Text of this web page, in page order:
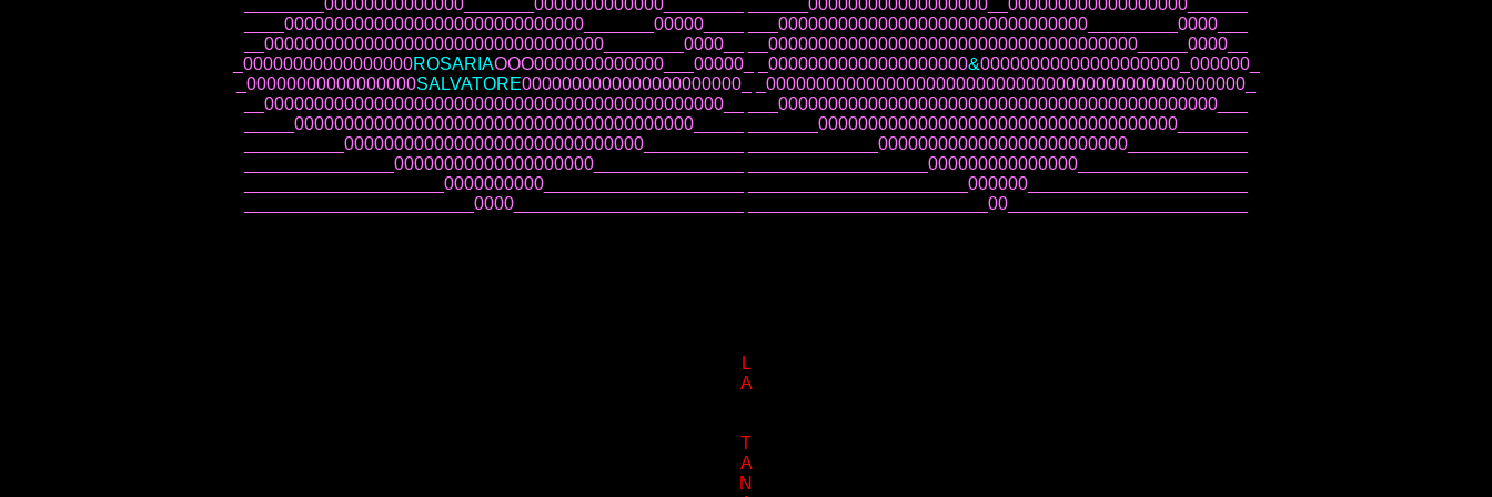
________00000000000000_______0000000000000________ ______000000000000000000__000000000000000000______
____000000000000000000000000000000_______00000____ ___0000000000000000000000000000000_________0000___
__0000000000000000000000000000000000________0000__ __0000000000000000000000000000000000000_____0000__
_00000000000000000ROSARIAOOO0000000000000___00000_ _00000000000000000000&00000000000000000000_000000_
_00000000000000000SALVATORE0000000000000000000000_ _000000000000000000000000000000000000000000000000_
__0000000000000000000000000000000000000000000000__ ___00000000000000000000000000000000000000000000___
_____0000000000000000000000000000000000000000_____ _______000000000000000000000000000000000000_______
__________000000000000000000000000000000__________ _____________0000000000000000000000000____________
_______________00000000000000000000_______________ __________________000000000000000_________________
____________________0000000000____________________ ______________________000000______________________
_______________________0000_______________________ ________________________00________________________
L
A
T
A
N